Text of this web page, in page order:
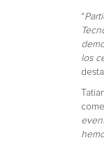
“
los